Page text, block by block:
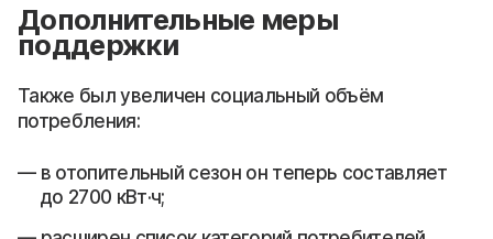
Дополнительные меры
поддержки
Также был увеличен социальный объём
потребления:
в отопительный сезон он теперь составляет
до 2700 кВт·ч;